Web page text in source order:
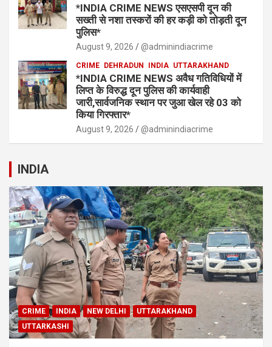
*INDIA CRIME NEWS एसएसपी दून की
सख्ती से नशा तस्करों की हर कड़ी को तोड़ती दून
पुलिस*
August 9, 2026 @adminindiacrime
CRIME DEHRADUN INDIA UTTARAKHAND
*INDIA CRIME NEWS अवैध गतिविधियों में
लिप्त के विरुद्ध दून पुलिस की कार्यवाही
जारी,सार्वजनिक स्थान पर जुआ खेल रहे 03 को
किया गिरफ्तार*
August 9, 2026 @adminindiacrime
INDIA
CRIME INDIA NEW DELHI
UTTARAKHAND
UTTARKASHI